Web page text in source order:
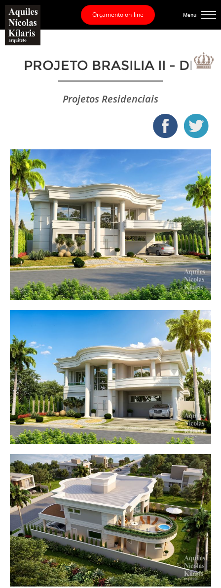
Orçamento on-line Menu
PROJETO BRASILIA II - DF
Projetos Residenciais